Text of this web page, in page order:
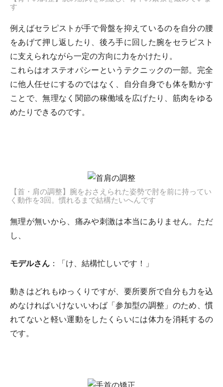
す
例えばセラピストが手で骨盤を抑えているのを自分の腰
をあげて押し返したり、後ろ手に回した腕をセラピスト
に支えられながら一定の方向に力をかけたり。
これらはオステオパシーというテクニックの一部。完全
に他人任せにするのではなく、自分自身でも体を動かす
ことで、無理なく関節の稼働域を広げたり、筋肉をゆる
めたりできるのです。
【首・肩の調整】腕をおさえられた姿勢で肘を前に持ってい
く動作を3回。慣れるまで結構たいへんです
無理が無いから、痛みや刺激は本当にありません。ただ
し、
モデルさん ：「け、結構忙しいです！」
動きはどれもゆっくりですが、要所要所で自分も力を込
めなければいけないいわば「参加型の調整」のため、慣
れてないと軽い運動をしたくらいには体力を消耗するの
です。